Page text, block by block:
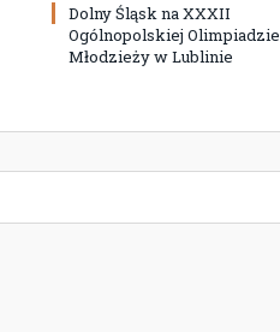
Dolny Śląsk na XXXII
Ogólnopolskiej Olimpiadzie
Młodzieży w Lublinie